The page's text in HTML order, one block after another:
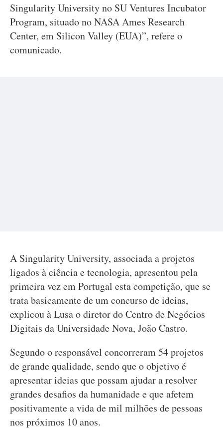
Singularity University no SU Ventures Incubator
Program, situado no NASA Ames Research
Center, em Silicon Valley (EUA)”, refere o
comunicado.
A Singularity University, associada a projetos
ligados à ciência e tecnologia, apresentou pela
primeira vez em Portugal esta competição, que se
trata basicamente de um concurso de ideias,
explicou à Lusa o diretor do Centro de Negócios
Digitais da Universidade Nova, João Castro.
Segundo o responsável concorreram 54 projetos
de grande qualidade, sendo que o objetivo é
apresentar ideias que possam ajudar a resolver
grandes desafios da humanidade e que afetem
positivamente a vida de mil milhões de pessoas
nos próximos 10 anos.